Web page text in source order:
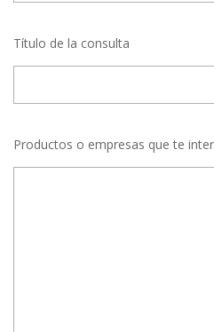
Título de la consulta
Productos o empresas que te